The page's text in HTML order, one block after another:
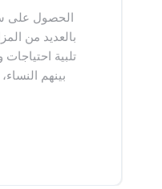
الحصول على
تلبية
بينهم